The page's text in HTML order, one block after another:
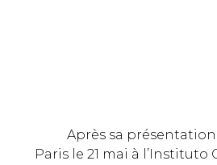
Après sa présentation
Paris le 21 mai à l’Instituto